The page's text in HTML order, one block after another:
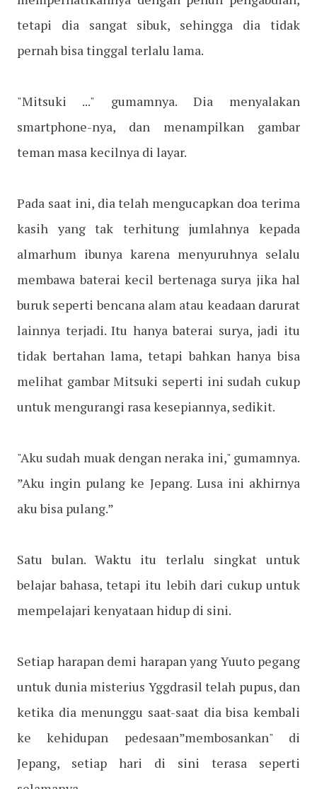
tetapi dia sangat sibuk, sehingga dia tidak
pernah bisa tinggal terlalu lama.
"Mitsuki ..." gumamnya. Dia menyalakan
smartphone-nya, dan menampilkan gambar
teman masa kecilnya di layar.
Pada saat ini, dia telah mengucapkan doa terima
kasih yang tak terhitung jumlahnya kepada
almarhum ibunya karena menyuruhnya selalu
membawa baterai kecil bertenaga surya jika hal
buruk seperti bencana alam atau keadaan darurat
lainnya terjadi. Itu hanya baterai surya, jadi itu
tidak bertahan lama, tetapi bahkan hanya bisa
melihat gambar Mitsuki seperti ini sudah cukup
untuk mengurangi rasa kesepiannya, sedikit.
"Aku sudah muak dengan neraka ini," gumamnya.
”Aku ingin pulang ke Jepang. Lusa ini akhirnya
aku bisa pulang.”
Satu bulan. Waktu itu terlalu singkat untuk
belajar bahasa, tetapi itu lebih dari cukup untuk
mempelajari kenyataan hidup di sini.
Setiap harapan demi harapan yang Yuuto pegang
untuk dunia misterius Yggdrasil telah pupus, dan
ketika dia menunggu saat-saat dia bisa kembali
ke kehidupan pedesaan”membosankan" di
Jepang, setiap hari di sini terasa seperti